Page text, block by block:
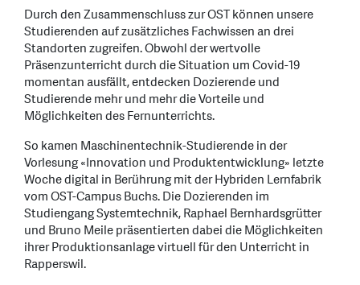
Durch den Zusammenschluss zur OST können unsere
Studierenden auf zusätzliches Fachwissen an drei
Standorten zugreifen. Obwohl der wertvolle
Präsenzunterricht durch die Situation um Covid-19
momentan ausfällt, entdecken Dozierende und
Studierende mehr und mehr die Vorteile und
Möglichkeiten des Fernunterrichts.
So kamen Maschinentechnik-Studierende in der
Vorlesung «Innovation und Produktentwicklung» letzte
Woche digital in Berührung mit der Hybriden Lernfabrik
vom OST-Campus Buchs. Die Dozierenden im
Studiengang Systemtechnik, Raphael Bernhardsgrütter
und Bruno Meile präsentierten dabei die Möglichkeiten
ihrer Produktionsanlage virtuell für den Unterricht in
Rapperswil.